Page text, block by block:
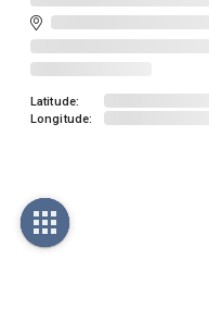
Latitude:
Longitude: